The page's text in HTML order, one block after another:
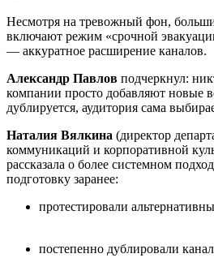
Несмотря на тревожный фон,
включают режим «срочной
— аккуратное расширение каналов.
Александр Павлов подчеркнул:
компании просто добавляют новые
дублируется, аудитория сама
Наталия Вялкина (директор
коммуникаций и корпоративной
рассказала о более системном
подготовку заранее:
протестировали
постепенно дублировали